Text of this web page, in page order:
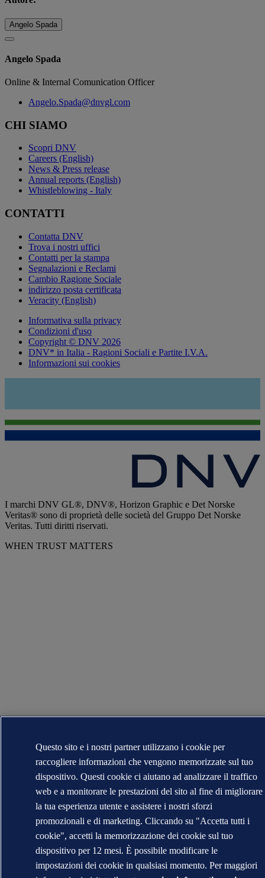
Angelo Spada
Angelo Spada
Online & Internal Comunication Officer
Angelo.Spada@dnvgl.com
CHI SIAMO
Scopri DNV
Careers (English)
News & Press release
Annual reports (English)
Whistleblowing - Italy
CONTATTI
Contatta DNV
Trova i nostri uffici
Contatti per la stampa
Segnalazioni e Reclami
Cambio Ragione Sociale
indirizzo posta certificata
Veracity (English)
Informativa sulla privacy
Condizioni d'uso
Copyright © DNV 2026
DNV* in Italia - Ragioni Sociali e Partite I.V.A.
Informazioni sui cookies
I marchi DNV GL®, DNV®, Horizon Graphic e Det Norske
Veritas® sono di proprietà delle società del Gruppo Det Norske
Veritas. Tutti diritti riservati.
WHEN TRUST MATTERS
Questo sito e i nostri partner utilizzano i cookie per
raccogliere informazioni che vengono memorizzate sul tuo
dispositivo. Questi cookie ci aiutano ad analizzare il traffico
web e a monitorare le prestazioni del sito al fine di migliorare
la tua esperienza utente e assistere i nostri sforzi
promozionali e di marketing. Cliccando su "Accetta tutti i
cookie", accetti la memorizzazione dei cookie sul tuo
dispositivo per 12 mesi. È possibile modificare le
impostazioni dei cookie in qualsiasi momento. Per maggiori